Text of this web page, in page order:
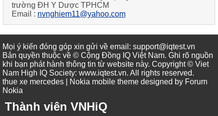
trường ĐH Y Dược TPHCM
Email : nvnghiem11@yahoo.com
Mọi ý kiến đóng góp xin gửi về email: support@iqtest.vn
Bản quyền thuộc về © Cộng Đồng IQ Việt Nam. Ghi rõ nguồn
khi bạn phát hành thông tin từ website này. Copyright © Viet
Nam High IQ Society: www.iqtest.vn. All rights reserved.
thue xe mercedes | Nokia mobile theme designed by Forum
Nokia
Thành viên VNHiQ